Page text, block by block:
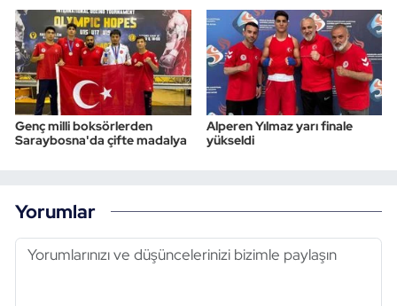
Genç milli boksörlerden
Saraybosna'da çifte madalya
Alperen Yılmaz yarı finale
yükseldi
Yorumlar